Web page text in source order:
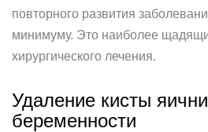
повторного развития
минимуму. Это наиболее
хирургического лечения.
Удаление кисты
беременности